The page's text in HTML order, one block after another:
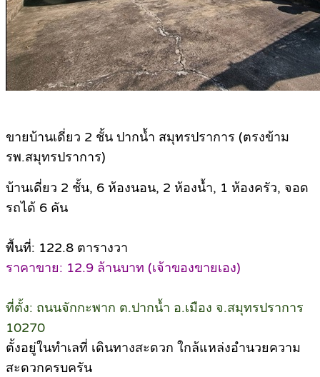
ขายบ้านเดี่ยว 2 ชั้น ปากน้ำ สมุทรปราการ (ตรงข้าม
รพ.สมุทรปราการ)
บ้านเดี่ยว 2 ชั้น, 6 ห้องนอน, 2 ห้องน้ำ, 1 ห้องครัว, จอด
รถได้ 6 คัน
พื้นที่: 122.8 ตารางวา
ราคาขาย: 12.9 ล้านบาท (เจ้าของขายเอง)
ที่ตั้ง: ถนนจักกะพาก ต.ปากน้ำ อ.เมือง จ.สมุทรปราการ
10270
ตั้งอยู่ในทำเลที่ เดินทางสะดวก ใกล้แหล่งอำนวยความ
สะดวกครบครัน